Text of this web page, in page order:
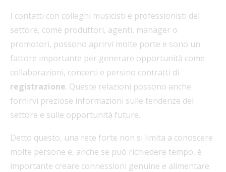
I contatti con colleghi musicisti e professionisti del
settore, come produttori, agenti, manager o
promotori, possono aprirvi molte porte e sono un
fattore importante per generare opportunità come
collaborazioni, concerti e persino contratti di
registrazione. Queste relazioni possono anche
fornirvi preziose informazioni sulle tendenze del
settore e sulle opportunità future.
Detto questo, una rete forte non si limita a conoscere
molte persone e, anche se può richiedere tempo, è
importante creare connessioni genuine e alimentare